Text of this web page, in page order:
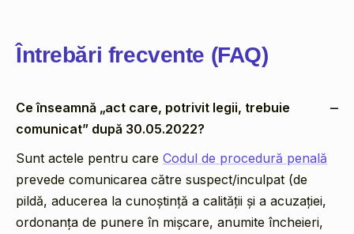
Întrebări frecvente (FAQ)
Ce înseamnă „act care, potrivit legii, trebuie
comunicat” după 30.05.2022?
Sunt actele pentru care Codul de procedură penală
prevede comunicarea către suspect/inculpat (de
pildă, aducerea la cunoștință a calității și a acuzației,
ordonanța de punere în mișcare, anumite încheieri,